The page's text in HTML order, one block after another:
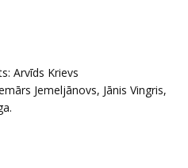
Arvīds Krievs
Jemeljānovs, Jānis Vingris,